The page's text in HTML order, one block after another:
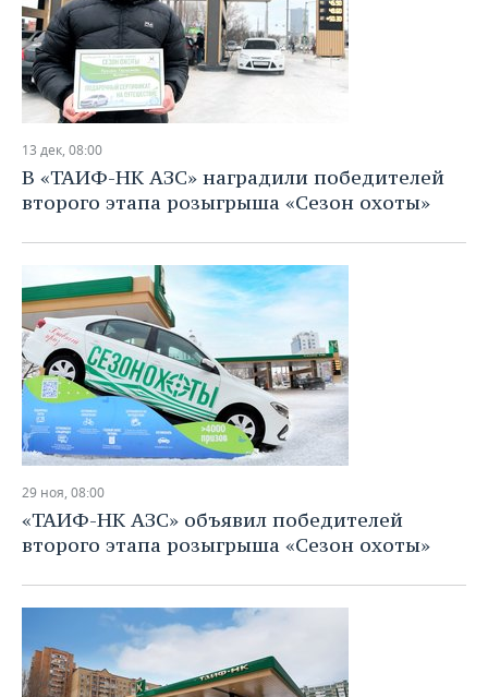
13 дек, 08:00
В «ТАИФ-НК АЗС» наградили победителей
второго этапа розыгрыша «Сезон охоты»
29 ноя, 08:00
«ТАИФ-НК АЗС» объявил победителей
второго этапа розыгрыша «Сезон охоты»